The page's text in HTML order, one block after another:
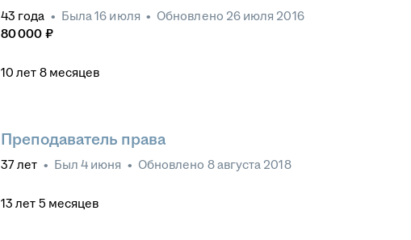
43 года • Была16 июля • Обновлено 26 июля 2016
80 000 ₽
10 лет 8 месяцев
Преподаватель права
37лет • Был 4 июня • Обновлено 8 августа 2018
13 лет 5 месяцев